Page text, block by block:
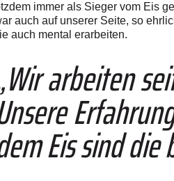
immer als Sieger vom Eis
auch auf unserer Seite, so
auch mental erarbeiten.
arbeiten
Eis sind